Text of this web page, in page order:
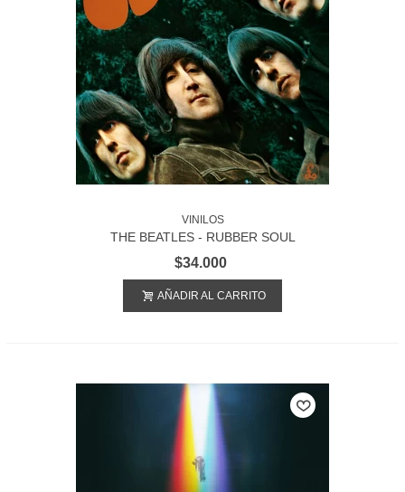
VINILOS
THE BEATLES - RUBBER SOUL
$34.000
AÑADIR AL CARRITO